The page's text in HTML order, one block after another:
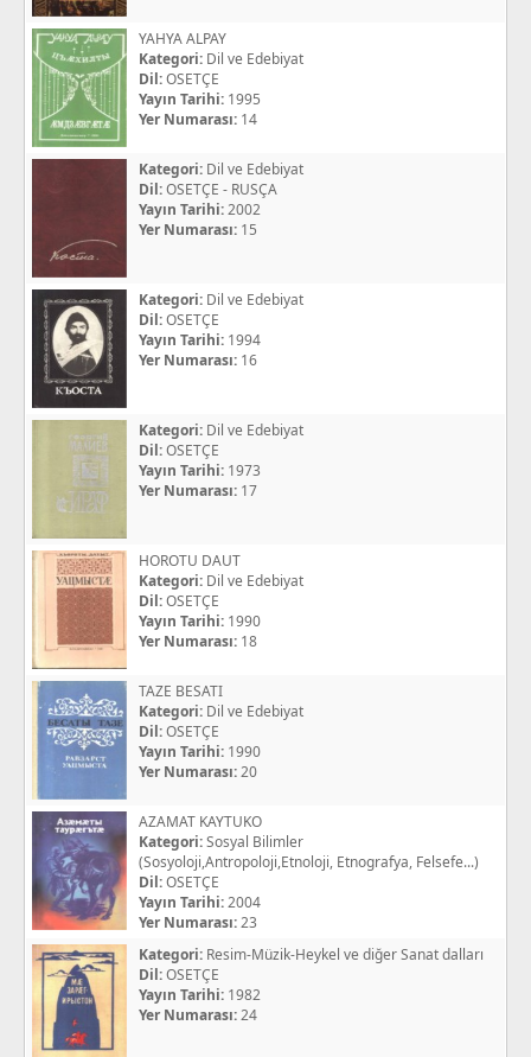
YAHYA ALPAY
Kategori: Dil ve Edebiyat
Dil:OSETÇE
Yayın Tarihi: 1995
Yer Numarası: 14
Kategori: Dil ve Edebiyat
Dil:OSETÇE - RUSÇA
Yayın Tarihi:2002
Yer Numarası: 15
Kategori: Dil ve Edebiyat
Dil:OSETÇE
Yayın Tarihi: 1994
Yer Numarası: 16
Kategori: Dil ve Edebiyat
Dil:OSETÇE
Yayın Tarihi: 1973
Yer Numarası: 17
HOROTU DAUT
Kategori: Dil ve Edebiyat
Dil:OSETÇE
Yayın Tarihi: 1990
Yer Numarası: 18
TAZE BESATI
Kategori: Dil ve Edebiyat
Dil:OSETÇE
Yayın Tarihi: 1990
Yer Numarası:20
AZAMAT KAYTUKO
Kategori:Sosyal Bilimler
(Sosyoloji,Antropoloji,Etnoloji, Etnografya, Felsefe...)
Dil:OSETÇE
Yayın Tarihi:2004
Yer Numarası:23
Kategori: Resim-Müzik-Heykel ve diğer Sanat dalları
Dil:OSETÇE
Yayın Tarihi: 1982
Yer Numarası:24